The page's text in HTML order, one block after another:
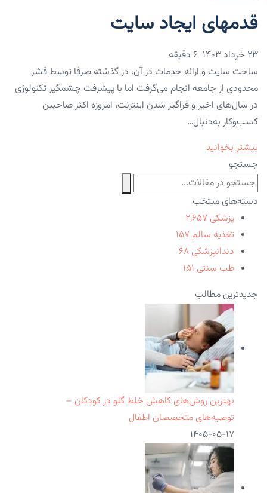
قدمهای ایجاد سایت
۲۳ خرداد ۱۴۰۳
ساخت سایت و ارائه خدمات در آن، در گذشته صرفا توسط قشر
محدودی از جامعه انجام می‌گرفت اما با پیشرفت چشمگیر تکنولوژی
در سال‌های اخیر و فراگیر شدن اینترنت، امروزه اکثر صاحبین
کسب‌وکار به‌دنبال…
بیشتر بخوانید
جستجو
دسته‌های منتخب
پزشکی ۲,۶۵۷
تغذیه سالم ۱۵۷
دندانپزشکی ۶۸
طب سنتی ۱۵۱
جدیدترین مطالب
بهترین روش‌های کاهش خلط گلو در کودکان –
توصیه‌های متخصصان اطفال
۱۴۰۵-۰۵-۱۷